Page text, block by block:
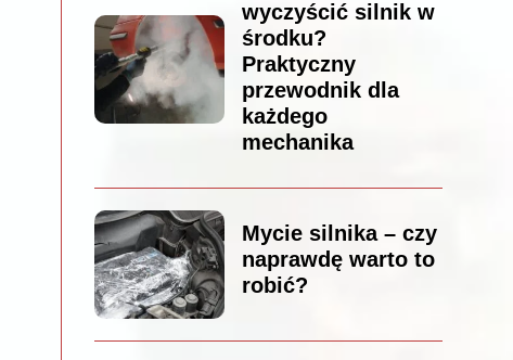
wyczyścić silnik w
środku?
Praktyczny
przewodnik dla
każdego
mechanika
Mycie silnika – czy
naprawdę warto to
robić?